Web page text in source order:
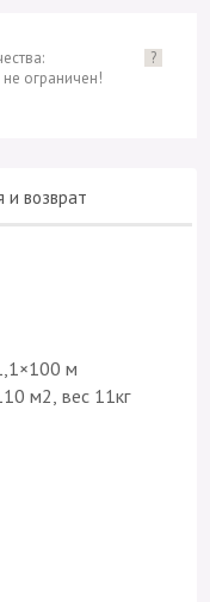
ограничен!
?
и возврат
м
м2, вес 11кг